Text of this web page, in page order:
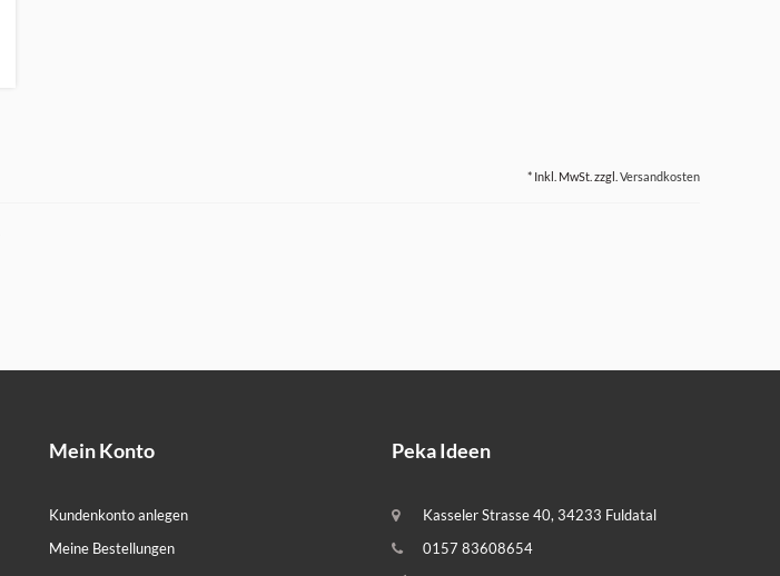
* Inkl. MwSt. zzgl. Versandkosten
Mein Konto
Kundenkonto anlegen
Meine Bestellungen
Peka Ideen
Kasseler Strasse 40, 34233 Fuldatal
0157 83608654